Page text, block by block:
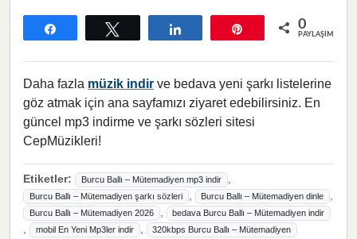
0
PAYLAŞIMLAR
Daha fazla müzik indir ve bedava yeni şarkı listelerine
göz atmak için ana sayfamızı ziyaret edebilirsiniz. En
güncel mp3 indirme ve şarkı sözleri sitesi
CepMüzikleri!
Etiketler: Burcu Ballı – Mütemadiyen mp3 indir ,
Burcu Ballı – Mütemadiyen şarkı sözleri , Burcu Ballı – Mütemadiyen dinle ,
Burcu Ballı – Mütemadiyen 2026 , bedava Burcu Ballı – Mütemadiyen indir
, mobil En Yeni Mp3ler indir , 320kbps Burcu Ballı – Mütemadiyen